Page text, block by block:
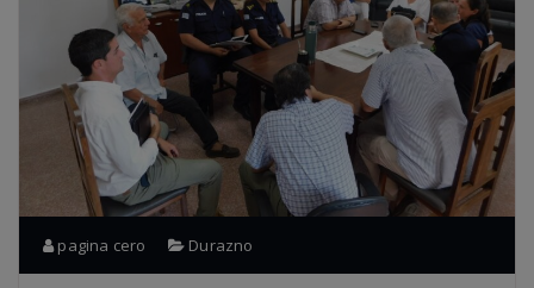
pagina cero Durazno